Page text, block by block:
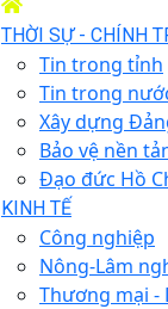
THỜI SỰ - CHÍNH
Tin trong tỉnh
Tin trong
Xây dựng
Bảo vệ nền
Đạo đức Hồ
KINH TẾ
Công nghiệp
Nông-Lâm
Thương mại -